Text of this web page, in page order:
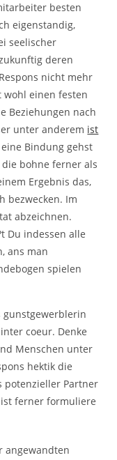
besten
eigenstandig,
seelischer
deren
nicht mehr
wohl einen festen
Beziehungen nach
unter anderem ist
eine Bindung gehst
bohne ferner als
Ergebnis das,
bezwecken. Im
abzeichnen.
Du indessen alle
ans man
spielen
gunstgewerblerin
coeur. Denke
Menschen unter
hektik die
potenzieller Partner
ferner formuliere
angewandten